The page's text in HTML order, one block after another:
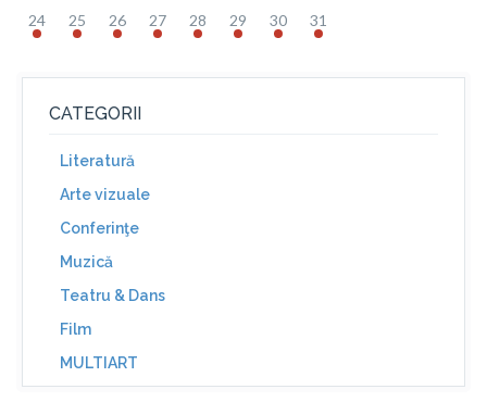
24 25 26 27 28 29 30 31
CATEGORII
Literatură
Arte vizuale
Conferinţe
Muzică
Teatru & Dans
Film
MULTIART